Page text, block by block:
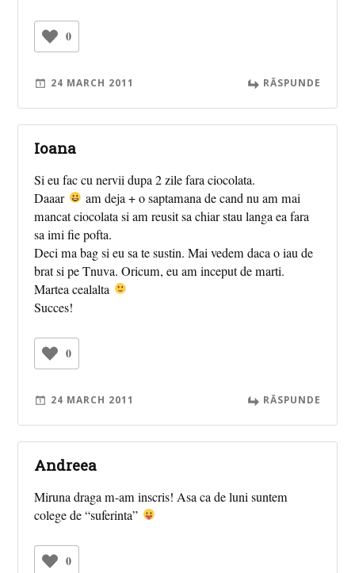
0
24 MARCH 2011 RĂSPUNDE
Ioana
Si eu fac cu nervii dupa 2 zile fara ciocolata.
Daaar
am deja + o saptamana de cand nu am mai
mancat ciocolata si am reusit sa chiar stau langa ea fara
sa imi fie pofta.
Deci ma bag si eu sa te sustin. Mai vedem daca o iau de
brat si pe Tnuva. Oricum, eu am inceput de marti.
Martea cealalta
Succes!
0
24 MARCH 2011 RĂSPUNDE
Andreea
Miruna draga m-am inscris! Asa ca de luni suntem
colege de “suferinta”
0